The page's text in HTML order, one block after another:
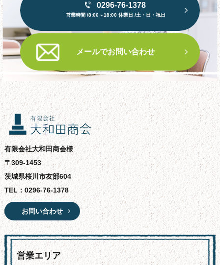
0296-76-1378
営業時間 /8:00～18:00 休業日 /土・日・祝日
メールでお問い合わせ
有限会社大和田商会様
〒309-1453
茨城県桜川市友部604
TEL：0296-76-1378
お問い合わせ
営業エリア